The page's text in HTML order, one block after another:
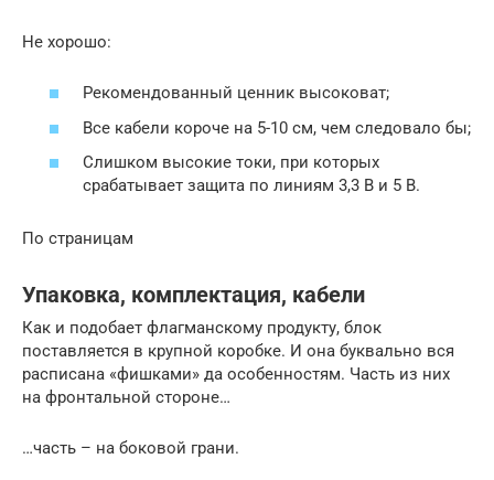
Не хорошо:
Рекомендованный ценник высоковат;
Все кабели короче на 5-10 см, чем следовало бы;
Слишком высокие токи, при которых
срабатывает защита по линиям 3,3 В и 5 В.
По страницам
Упаковка, комплектация, кабели
Как и подобает флагманскому продукту, блок
поставляется в крупной коробке. И она буквально вся
расписана «фишками» да особенностям. Часть из них
на фронтальной стороне…
…часть – на боковой грани.